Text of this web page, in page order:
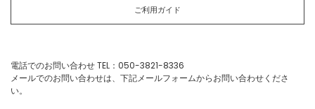
ご利用ガイド
電話でのお問い合わせ TEL：050-3821-8336
メールでのお問い合わせは、下記メールフォームからお問い合わせくださ
い。